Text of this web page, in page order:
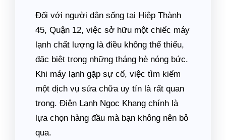
Đối với người dân sống tại Hiệp Thành
45, Quận 12, việc sở hữu một chiếc máy
lạnh chất lượng là điều không thể thiếu,
đặc biệt trong những tháng hè nóng bức.
Khi máy lạnh gặp sự cố, việc tìm kiếm
một dịch vụ sửa chữa uy tín là rất quan
trọng. Điện Lạnh Ngọc Khang chính là
lựa chọn hàng đầu mà bạn không nên bỏ
qua.